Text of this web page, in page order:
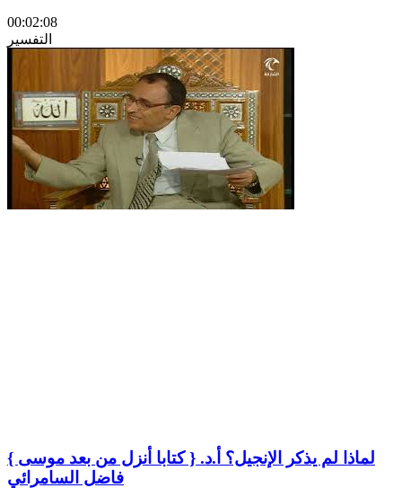
00:02:08
التفسير
{ كتابا أنزل من بعد موسى } لماذا لم يذكر الإنجيل؟ أ.د.
فاضل السامرائي